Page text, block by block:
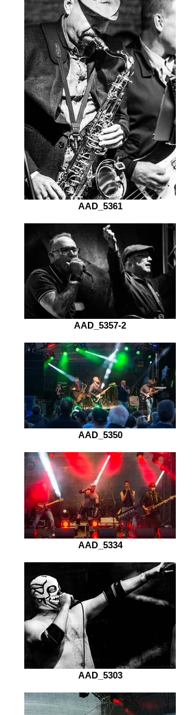
AAD_5361
AAD_5357-2
AAD_5350
AAD_5334
AAD_5303